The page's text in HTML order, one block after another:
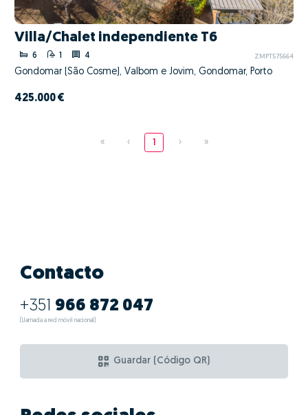
Villa/Chalet independiente T6
6 4 ZMPT575664
Gondomar (São Cosme), Valbom e Jovim, Gondomar, Porto
425.000 €
« ‹ 1 › »
Contacto
+351 966 872 047
(Llamada a red móvil nacional)
Guardar (Código QR)